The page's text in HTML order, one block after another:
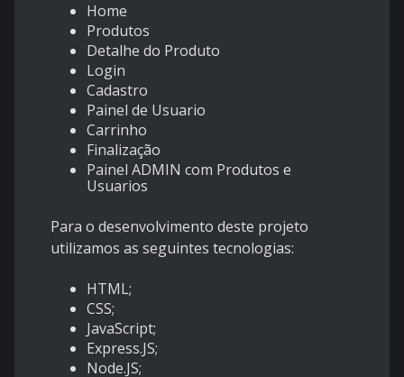
Home
Produtos
Detalhe do Produto
Login
Cadastro
Painel de Usuario
Carrinho
Finalização
Painel ADMIN com Produtos e
Usuarios
Para o desenvolvimento deste projeto
utilizamos as seguintes tecnologias:
HTML;
CSS;
JavaScript;
Express.JS;
Node.JS;